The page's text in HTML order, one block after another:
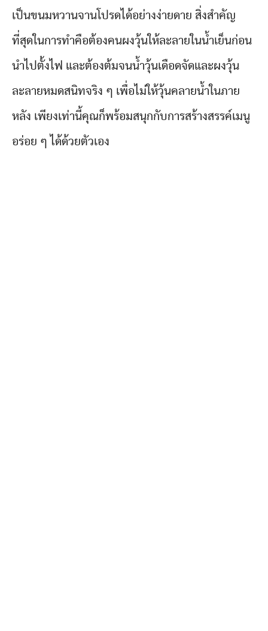
เป็นขนมหวานจานโปรดได้อย่างง่ายดาย สิ่งสำคัญ
ที่สุดในการทำคือต้องคนผงวุ้นให้ละลายในน้ำเย็นก่อน
นำไปตั้งไฟ และต้องต้มจนน้ำวุ้นเดือดจัดและผงวุ้น
ละลายหมดสนิทจริง ๆ เพื่อไม่ให้วุ้นคลายน้ำในภาย
หลัง เพียงเท่านี้คุณก็พร้อมสนุกกับการสร้างสรรค์เมนู
อร่อย ๆ ได้ด้วยตัวเอง